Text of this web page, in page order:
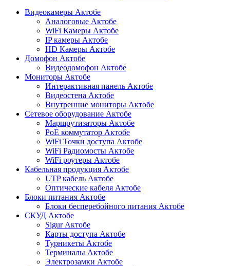
Видеокамеры Актобе
Аналоговые Актобе
WiFi Камеры Актобе
IP камеры Актобе
HD Камеры Актобе
Домофон Актобе
Видеодомофон Актобе
Мониторы Актобе
Интерактивная панель Актобе
Видеостена Актобе
Внутренние мониторы Актобе
Сетевое оборудование Актобе
Маршрутизаторы Актобе
PoE коммутатор Актобе
WiFi Точки доступа Актобе
WiFi Радиомосты Актобе
WiFi роутеры Актобе
Кабельная продукция Актобе
UTP кабель Актобе
Оптические кабеля Актобе
Блоки питания Актобе
Блоки бесперебойного питания Актобе
СКУД Актобе
Sigur Актобе
Карты доступа Актобе
Турникеты Актобе
Терминалы Актобе
Электрозамки Актобе